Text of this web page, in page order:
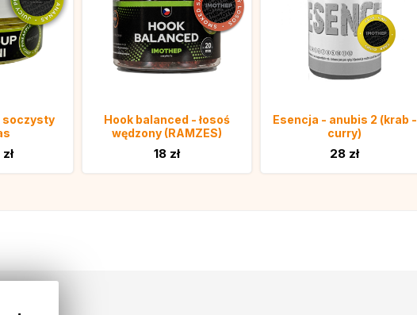
soczysty
Hook balanced - łosoś
wędzony (RAMZES)
18 zł
Esencja - anubis 2 (krab -
curry)
28 zł